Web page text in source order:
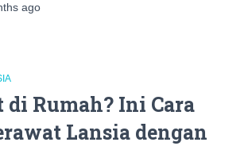
ago
Rumah? Ini Cara
Lansia dengan